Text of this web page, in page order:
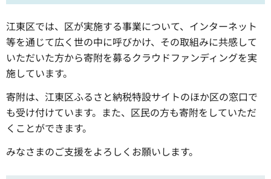
江東区では、区が実施する事業について、インターネット
等を通じて広く世の中に呼びかけ、その取組みに共感して
いただいた方から寄附を募るクラウドファンディングを実
施しています。
寄附は、江東区ふるさと納税特設サイトのほか区の窓口で
も受け付けています。また、区民の方も寄附をしていただ
くことができます。
みなさまのご支援をよろしくお願いします。